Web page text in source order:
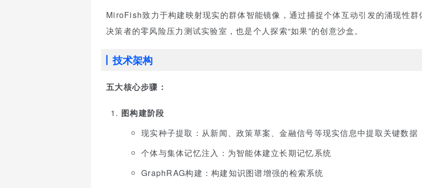
MiroFish致力于构建映射现实的群体智能镜像，通过捕捉个体互动引发的涌现性
决策者的零风险压力测试实验室，也是个人探索“如果”的创意沙盒。
技术架构
五大核心步骤：
图构建阶段
现实种子提取：从新闻、政策草案、金融信号等现实信息中提取关键数据
个体与集体记忆注入：为智能体建立长期记忆系统
GraphRAG构建：构建知识图谱增强的检索系统